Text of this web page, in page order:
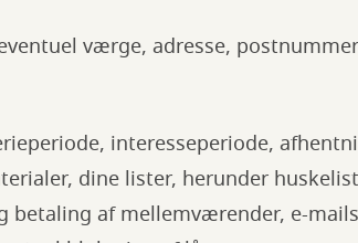
værge, adresse,
interesseperiode,
dine lister, herunder
af mellemværender, e-